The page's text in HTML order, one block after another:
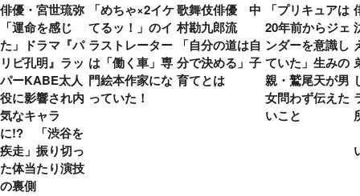
俳優・宮世琉弥
「運命を感じ
た」ドラマ『パ
リピ孔明』ラッ
パーKABE太人
役に影響され内
気なキャラ
に!? 「渋谷を
疾走」振り切っ
た体当たり演技
の裏側
「めちゃ×2イケ
てるッ！」のイ
ラストレーター
は「働く車」専
門絵本作家にな
っていた！
歌舞伎俳優 中
村勘九郎流
「自分の道は自
分で決める」子
育てとは
「プリキュアは
20年前からジェ
ンダーを意識し
ていた」生みの
親・鷲尾天が男
女問わず伝えた
いこと